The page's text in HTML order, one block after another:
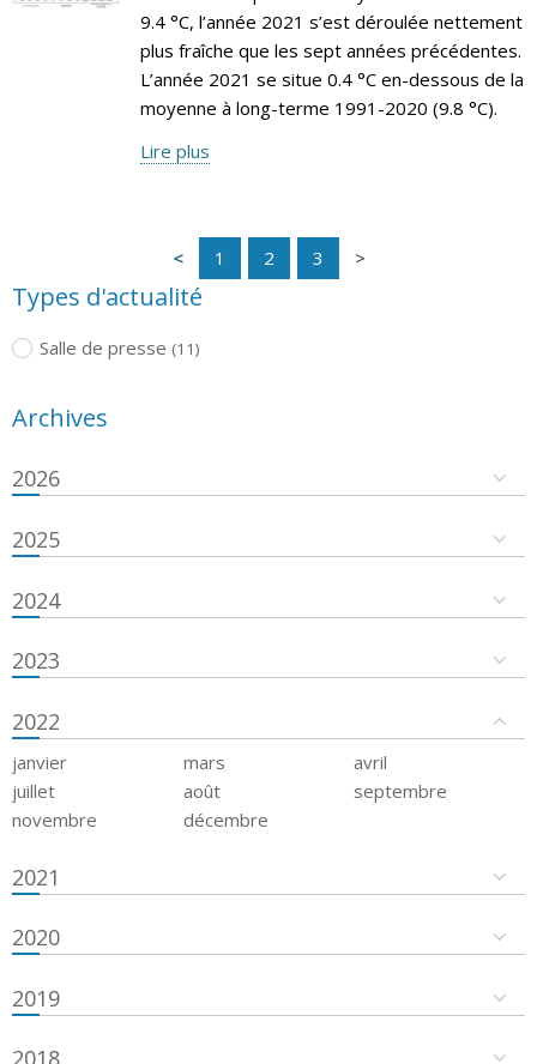
9.4 °C, l’année 2021 s’est déroulée nettement
plus fraîche que les sept années précédentes.
L’année 2021 se situe 0.4 °C en-dessous de la
moyenne à long-terme 1991-2020 (9.8 °C).
Lire plus
1 2 3
Types d'actualité
Salle de presse (11)
Archives
2026
2025
2024
2023
2022
janvier mars
avril
juillet
août
septembre
novembre
décembre
2021
2020
2019